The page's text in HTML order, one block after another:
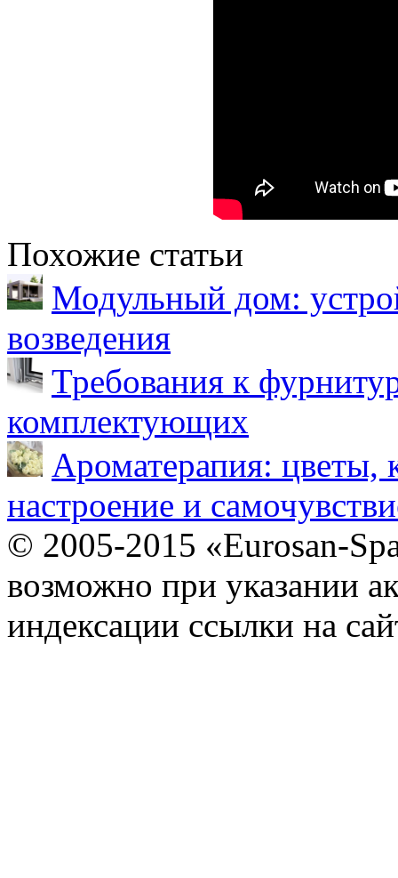
Похожие статьи
Модульный дом:
возведения
Требования к
комплектующих
Ароматерапия: цветы,
настроение и
© 2005-2015 «Eurosan-
возможно при указании
индексации ссылки на